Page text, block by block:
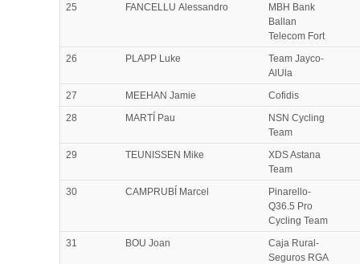
25
FANCELLU Alessandro
MBH Bank
Ballan
Telecom Fort
26
PLAPP Luke
Team Jayco-
AlUla
27
MEEHAN Jamie
Cofidis
28
MARTÍ Pau
NSN Cycling
Team
29
TEUNISSEN Mike
XDS Astana
Team
30
CAMPRUBÍ Marcel
Pinarello-
Q36.5 Pro
Cycling Team
31
BOU Joan
Caja Rural-
Seguros RGA